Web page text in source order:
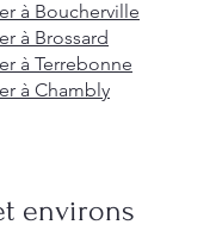
à Boucherville
à Brossard
à Terrebonne
à Chambly
environs